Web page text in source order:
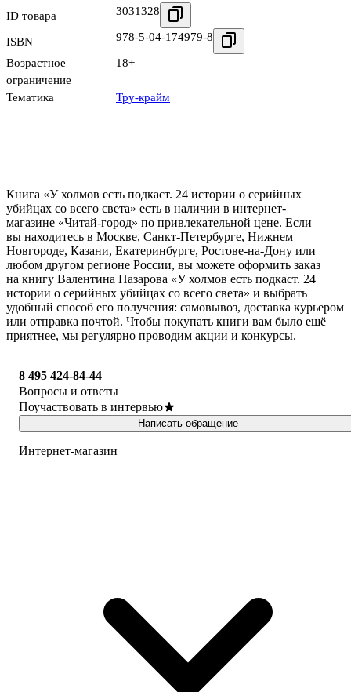
ID товара
3031328
ISBN 978-5-04-174979-8
Возрастное
ограничение
18+
Тематика Тру-крайм
Книга «У холмов есть подкаст. 24 истории о серийных
убийцах со всего света» есть в наличии в интернет-
магазине «Читай-город» по привлекательной цене. Если
вы находитесь в Москве, Санкт-Петербурге, Нижнем
Новгороде, Казани, Екатеринбурге, Ростове-на-Дону или
любом другом регионе России, вы можете оформить заказ
на книгу Валентина Назарова «У холмов есть подкаст. 24
истории о серийных убийцах со всего света» и выбрать
удобный способ его получения: самовывоз, доставка курьером
или отправка почтой. Чтобы покупать книги вам было ещё
приятнее, мы регулярно проводим акции и конкурсы.
8 495 424-84-44
Вопросы и ответы
Поучаствовать в интервью
Написать обращение
Интернет-магазин